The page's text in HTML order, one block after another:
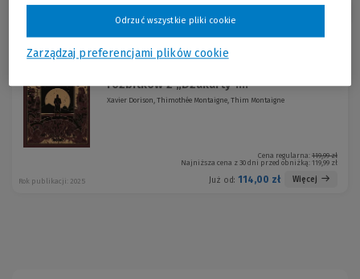
rozbitków z „Dżakarty”....
Xavier Dorison, Thimothée Montaigne, Thim Montaigne
Cena regularna: 119,99 zł
Najniższa cena z 30 dni przed obniżką: 119,99 zł
Już od: 114,00 zł Więcej
Rok publikacji: 2025
Zarządzaj preferencjami plików cookie
Odrzuć wszystkie pliki cookie